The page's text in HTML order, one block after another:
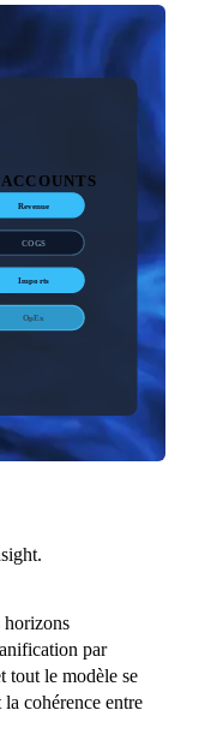
Revenue
COGS
Imports
OpEx
horizons
par
tout le modèle se
cohérence entre